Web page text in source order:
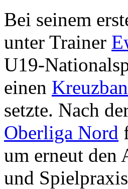
Bei seinem
unter Trainer
U19-
einen
setzte. Nach
Oberliga Nord
um erneut den
und